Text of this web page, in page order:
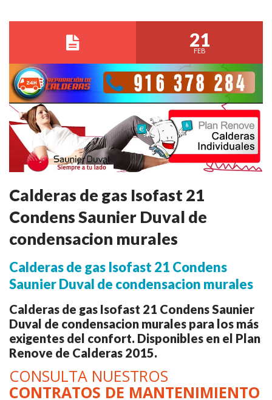
21
FEB
Calderas de gas Isofast 21
Condens Saunier Duval de
condensacion murales
Calderas de gas Isofast 21 Condens
Saunier Duval de condensacion murales
Calderas de gas Isofast 21 Condens Saunier
Duval de condensacion murales para los más
exigentes del confort. Disponibles en el Plan
Renove de Calderas 2015.
CONSULTA NUESTROS
CONTRATOS DE MANTENIMIENTO